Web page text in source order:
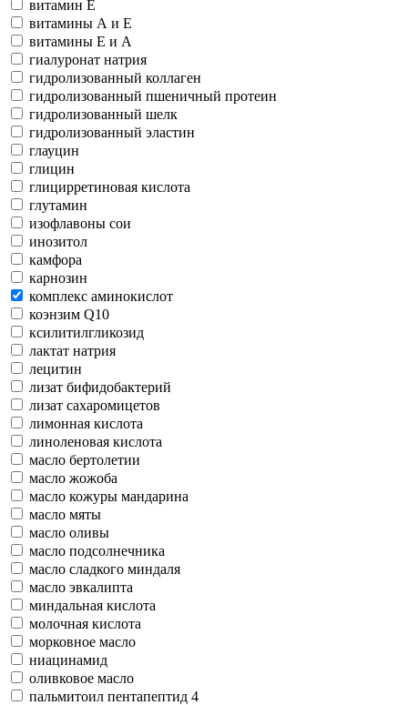
витамин Е
витамины А и Е
витамины Е и А
гиалуронат натрия
гидролизованный коллаген
гидролизованный пшеничный протеин
гидролизованный шелк
гидролизованный эластин
глауцин
глицин
глицирретиновая кислота
глутамин
изофлавоны сои
инозитол
камфора
карнозин
комплекс аминокислот
коэнзим Q10
ксилитилгликозид
лактат натрия
лецитин
лизат бифидобактерий
лизат сахаромицетов
лимонная кислота
линоленовая кислота
масло бертолетии
масло жожоба
масло кожуры мандарина
масло мяты
масло оливы
масло подсолнечника
масло сладкого миндаля
масло эвкалипта
миндальная кислота
молочная кислота
морковное масло
ниацинамид
оливковое масло
пальмитоил пентапептид 4